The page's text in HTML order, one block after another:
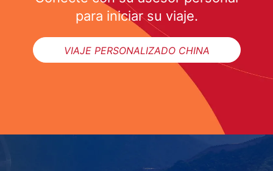
para iniciar su viaje.
VIAJE PERSONALIZADO CHINA